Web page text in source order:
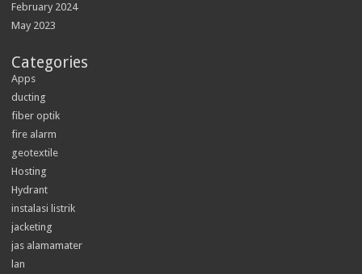
February 2024
May 2023
Categories
Apps
ducting
fiber optik
fire alarm
geotextile
Hosting
Hydrant
instalasi listrik
jacketing
jas alamamater
lan